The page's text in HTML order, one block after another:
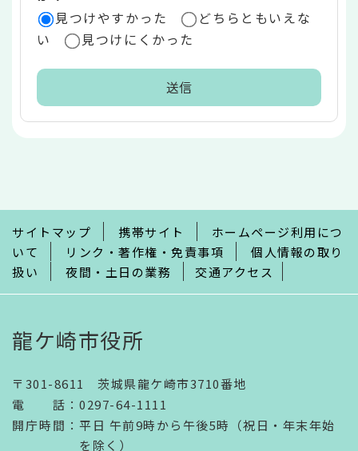
見つけやすかった
どちらともいえな
い
見つけにくかった
で
サイトマップ 携帯サイト
ホームページ利用につ
いて
リンク・著作権・免責事項
個人情報の取り
扱い
夜間・土日の業務 交通アクセス
龍ケ崎市役所
〒301-8611 茨城県龍ケ崎市3710番地
電話 ： 0297-64-1111
開庁時間 ： 平日 午前9時から午後5時（祝日・年末年始
を除く）